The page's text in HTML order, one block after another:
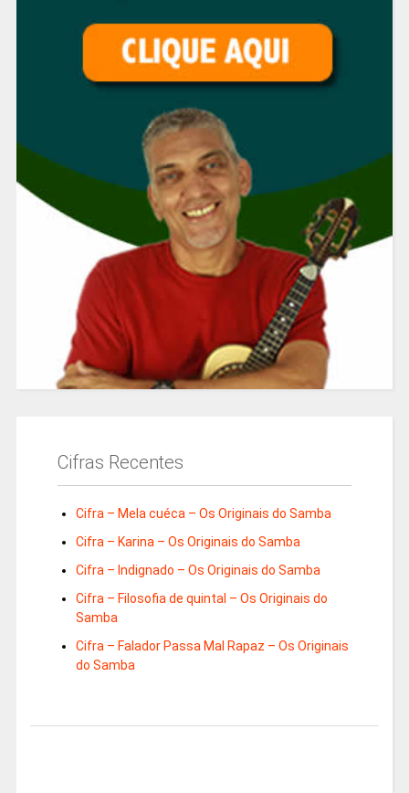
Cifras Recentes
Cifra – Mela cuéca – Os Originais do Samba
Cifra – Karina – Os Originais do Samba
Cifra – Indignado – Os Originais do Samba
Cifra – Filosofia de quintal – Os Originais do
Samba
Cifra – Falador Passa Mal Rapaz – Os Originais
do Samba